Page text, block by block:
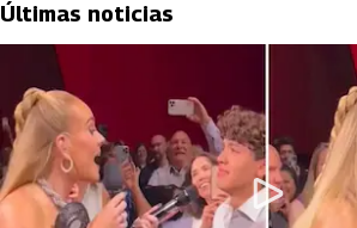
Últimas noticias